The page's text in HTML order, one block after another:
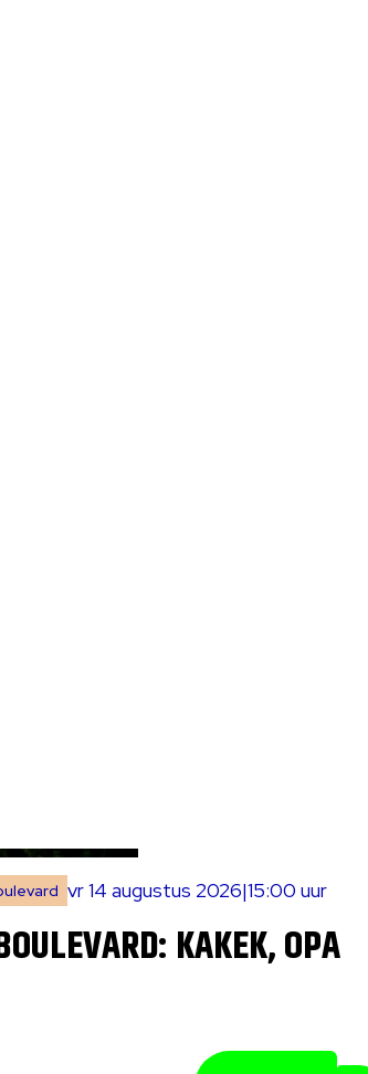
KAKEK, OPA
vr 14 augustus 2026|15:00 uur